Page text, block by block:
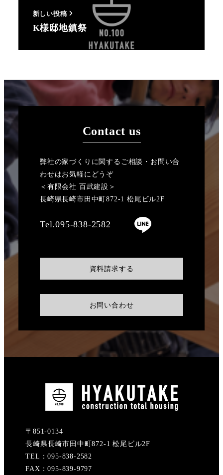
新しい投稿
K様邸地鎮祭
Contact us
弊社の家づくりに関するご相談・お問い合
わせはお気軽にどうぞ
＜有限会社 百武建設＞
長崎県長崎市田中町872-1 松尾ビル2F
Tel.095-838-2582
資料請求する
お問い合わせ
〒851-0134
長崎県長崎市田中町872-1 松尾ビル2F
TEL：095-838-2582
FAX：095-839-9797